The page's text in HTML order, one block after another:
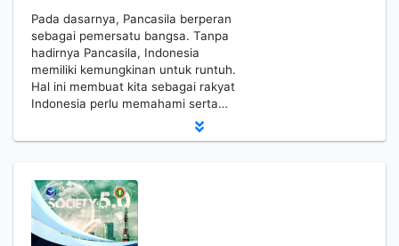
Pada dasarnya, Pancasila berperan
sebagai pemersatu bangsa. Tanpa
hadirnya Pancasila, Indonesia
memiliki kemungkinan untuk runtuh.
Hal ini membuat kita sebagai rakyat
Indonesia perlu memahami serta…